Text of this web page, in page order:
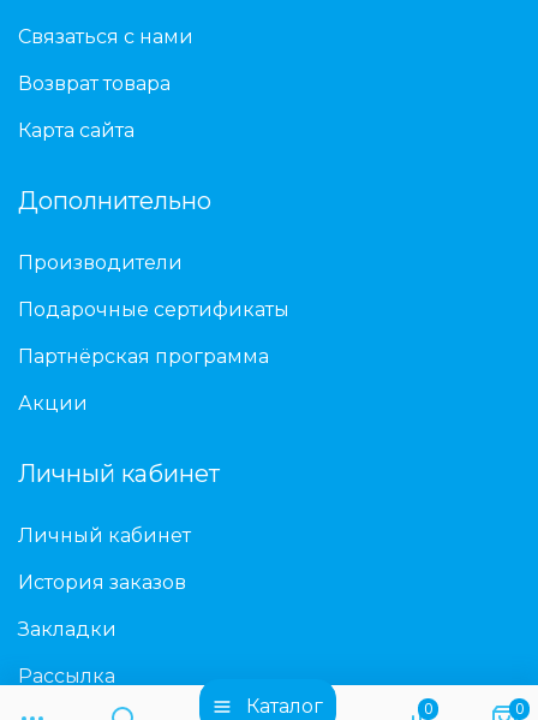
Каталог 0 0
Связаться с нами
Возврат товара
Карта сайта
Дополнительно
Производители
Подарочные сертификаты
Партнёрская программа
Акции
Личный кабинет
Личный кабинет
История заказов
Закладки
Рассылка